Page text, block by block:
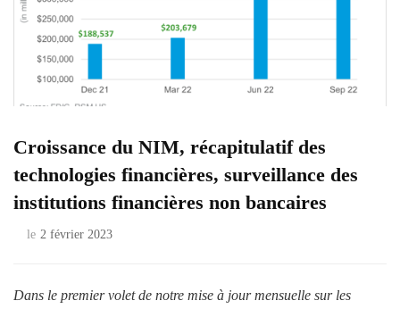
Croissance du NIM, récapitulatif des
technologies financières, surveillance des
institutions financières non bancaires
le 2 février 2023
Dans le premier volet de notre mise à jour mensuelle sur les